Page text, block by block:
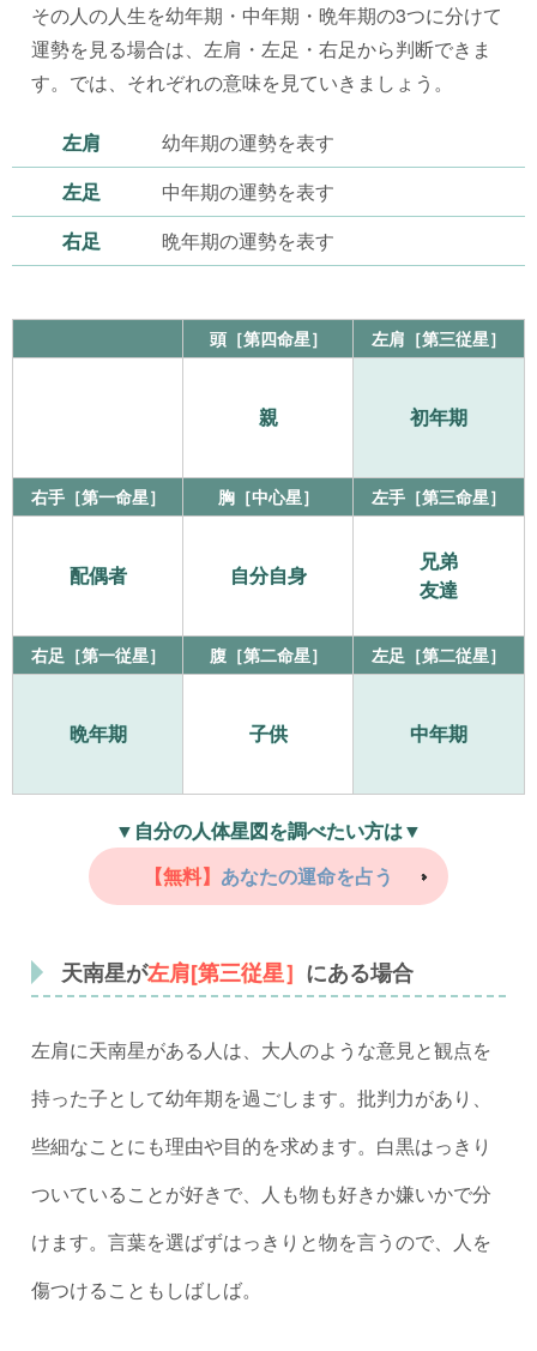
その人の人生を幼年期・中年期・晩年期の3つに分けて
運勢を見る場合は、左肩・左足・右足から判断できま
す。では、それぞれの意味を見ていきましょう。
左肩
幼年期の運勢を表す
左足
中年期の運勢を表す
右足
晩年期の運勢を表す
頭［第四命星］ 左肩［第三従星］
親 初年期
右手［第一命星］ 胸［中心星］ 左手［第三命星］
配偶者 自分自身
兄弟
友達
右足［第一従星］ 腹［第二命星］ 左足［第二従星］
晩年期 子供 中年期
▼自分の人体星図を調べたい方は▼
【無料】 あなたの運命を占う
天南星が左肩[第三従星］ にある場合
左肩に天南星がある人は、大人のような意見と観点を
持った子として幼年期を過ごします。批判力があり、
些細なことにも理由や目的を求めます。白黒はっきり
ついていることが好きで、人も物も好きか嫌いかで分
けます。言葉を選ばずはっきりと物を言うので、人を
傷つけることもしばしば。